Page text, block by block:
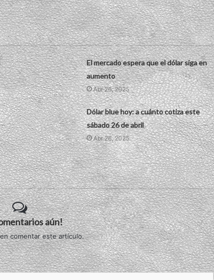
El mercado espera que el dólar siga en
aumento
Abr 26, 2025
Dólar blue hoy: a cuánto cotiza este
sábado 26 de abril
Abr 26, 2025
aún!
comentar este artículo.